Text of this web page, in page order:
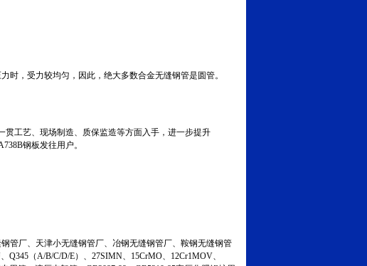
，受力较均匀，因此，绝大多数合金无缝钢管是圆管。
工艺、现场制造、质保监造等方面入手，进一步提升
钢板发往用户。
厂、天津小无缝钢管厂、冶钢无缝钢管厂、鞍钢无缝钢管
Q345（A/B/C/D/E）、27SIMN、15CrMO、12Cr1MOV、